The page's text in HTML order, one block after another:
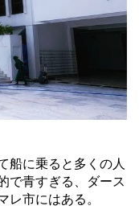
船に乗ると多くの人
で青すぎる、ダース
レ市にはある。